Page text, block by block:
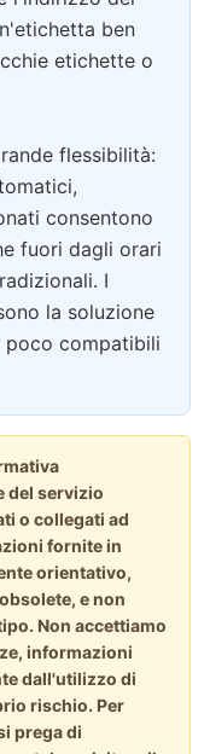
ben
etichette o
flessibilità:
consentono
fuori dagli orari
I
la soluzione
poco compatibili
del servizio
o collegati ad
fornite in
orientativo,
e non
Non accettiamo
informazioni
dall'utilizzo di
rischio. Per
prega di